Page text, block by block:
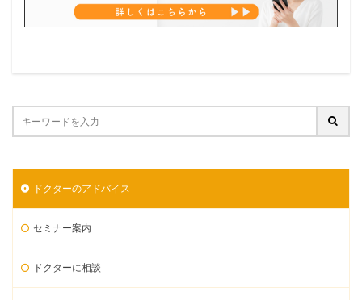
ドクターのアドバイス
セミナー案内
ドクターに相談